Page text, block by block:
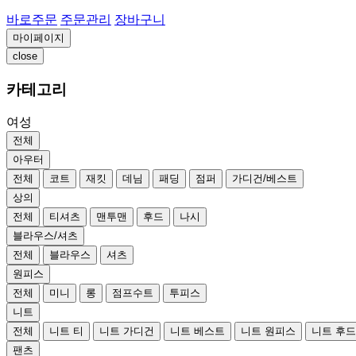
바로주문 주문관리 장바구니
마이페이지
close
카테고리
여성
전체
아우터
전체
코트 재킷 데님 패딩 점퍼
가디건/베스트
상의
전체
티셔츠 맨투맨 후드
나시
블라우스/셔츠
전체
블라우스
셔츠
원피스
전체
미니 롱 점프수트
투피스
니트
전체
니트 티 니트 가디건 니트 베스트 니트 원피스 니트 후
팬츠